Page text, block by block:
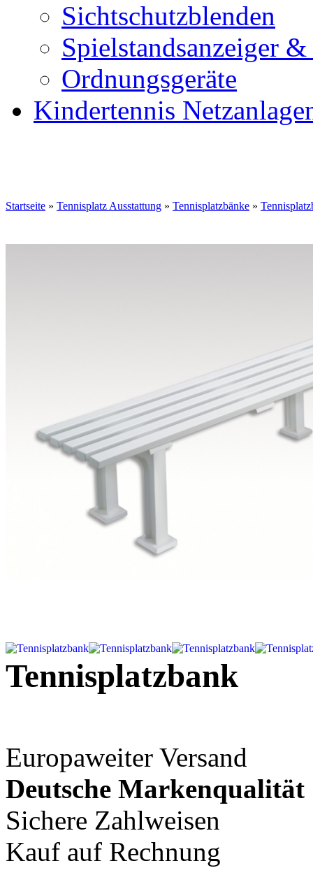
Sichtschutzblenden
Spielstandsanzeiger
Ordnungsgeräte
Kindertennis
Startseite » Tennisplatz Ausstattung » Tennisplatzbänke »
Tennisplatzbank
Europaweiter Versand
Deutsche Markenqualität
Sichere Zahlweisen
Kauf auf Rechnung